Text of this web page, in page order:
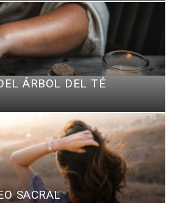
ÁRBOL DEL TÉ
SACRAL